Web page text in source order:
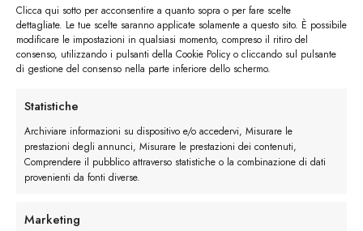
Clicca qui sotto per acconsentire a quanto sopra o per fare scelte
dettagliate. Le tue scelte saranno applicate solamente a questo sito. È possibile
modificare le impostazioni in qualsiasi momento, compreso il ritiro del
consenso, utilizzando i pulsanti della Cookie Policy o cliccando sul pulsante
di gestione del consenso nella parte inferiore dello schermo.
Statistiche
Archiviare informazioni su dispositivo e/o accedervi, Misurare le
prestazioni degli annunci, Misurare le prestazioni dei contenuti,
Comprendere il pubblico attraverso statistiche o la combinazione di dati
provenienti da fonti diverse.
Marketing
Precedente
Successivo→
Lascia un commento
Devi essere